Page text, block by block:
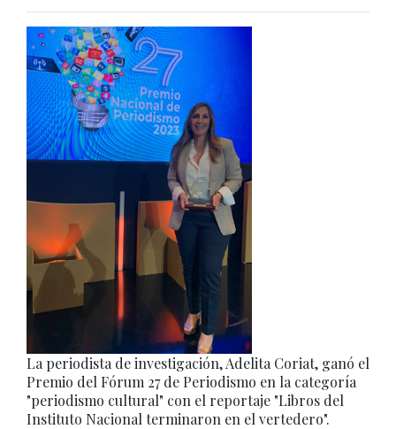
La periodista de investigación, Adelita Coriat, ganó el
Premio del Fórum 27 de Periodismo en la categoría
"periodismo cultural" con el reportaje "Libros del
Instituto Nacional terminaron en el vertedero".